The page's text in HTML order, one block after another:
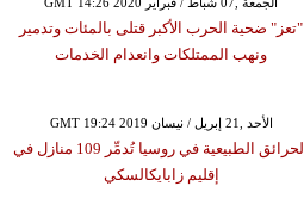
"تعز" ضحية الحرب الأكبر قتلى بالمئات وتدمير
ونهب الممتلكات وانعدام الخدمات
GMT 19:24 2019 الأحد ,21 إبريل / نيسان
الحرائق الطبيعية في روسيا تُدمِّر 109 منازل في
إقليم زابايكالسكي